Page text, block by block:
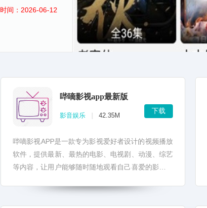
时间：2026-06-12
哔嘀影视app最新版
影音娱乐 42.35M
下载
哔嘀影视APP是一款专为影视爱好者设计的视频播放
软件，提供最新、最热的电影、电视剧、动漫、综艺
等内容，让用户能够随时随地观看自己喜爱的影视作